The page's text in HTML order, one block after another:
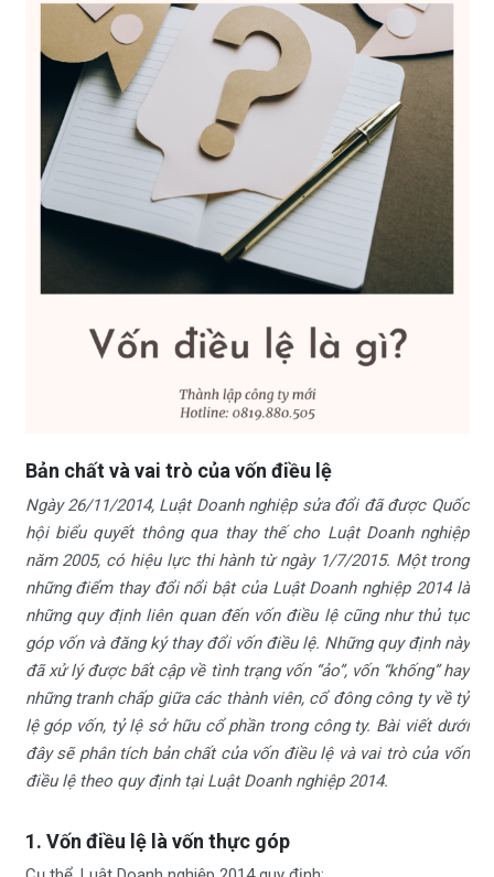
Bản chất và vai trò của vốn điều lệ
Ngày 26/11/2014, Luật Doanh nghiệp sửa đổi đã được Quốc
hội biểu quyết thông qua thay thế cho Luật Doanh nghiệp
năm 2005, có hiệu lực thi hành từ ngày 1/7/2015. Một trong
những điểm thay đổi nổi bật của Luật Doanh nghiệp 2014 là
những quy định liên quan đến vốn điều lệ cũng như thủ tục
góp vốn và đăng ký thay đổi vốn điều lệ. Những quy định này
đã xử lý được bất cập về tình trạng vốn “ảo”, vốn “khống” hay
những tranh chấp giữa các thành viên, cổ đông công ty về tỷ
lệ góp vốn, tỷ lệ sở hữu cổ phần trong công ty. Bài viết dưới
đây sẽ phân tích bản chất của vốn điều lệ và vai trò của vốn
điều lệ theo quy định tại Luật Doanh nghiệp 2014.
1. Vốn điều lệ là vốn thực góp